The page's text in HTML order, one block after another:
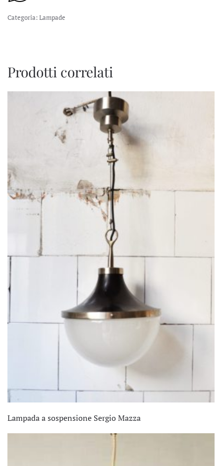
Categoria: Lampade
Prodotti correlati
Lampada a sospensione Sergio Mazza